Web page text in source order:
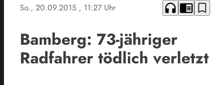
So., 20.09.2015 , 11:27 Uhr headphones chrome_reader_mode bookmark_border
Bamberg: 73-jähriger
Radfahrer tödlich verletzt